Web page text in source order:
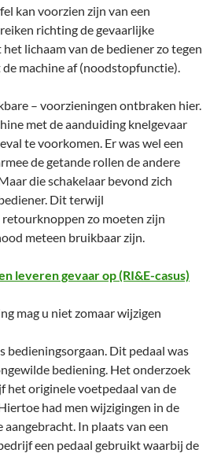
kan voorzien zijn van een
richting de gevaarlijke
lichaam van de bediener zo tegen
machine af (noodstopfunctie).
– voorzieningen ontbraken hier.
met de aanduiding knelgevaar
te voorkomen. Er was wel een
de getande rollen de andere
die schakelaar bevond zich
Dit terwijl
zo moeten zijn
meteen bruikbaar zijn.
leveren gevaar op (RI&E-casus)
mag u niet zomaar wijzigen
bedieningsorgaan. Dit pedaal was
bediening. Het onderzoek
het originele voetpedaal van de
had men wijzigingen in de
In plaats van een
een pedaal gebruikt waarbij de